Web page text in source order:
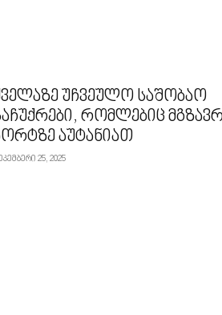
უჩვეულო საშობაო
რომლებიც
აუტანიათ
25, 2025